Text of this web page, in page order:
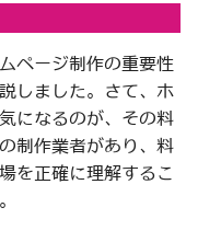
ページ制作の重要性
しました。さて、ホ
になるのが、その料
制作業者があり、料
を正確に理解するこ